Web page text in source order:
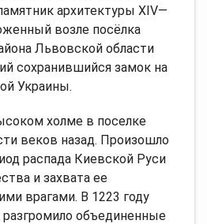
архитектуры XIV—
возле посёлка
Львовской области
сохранившийся замок на
Украины.
холме в поселке
веков назад. Произошло
распада Киевской Руси
и захвата ее
врагами. В 1223 году
разгромило объединенные